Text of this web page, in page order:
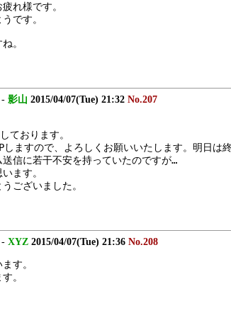
れ様です。
です。
。
影山 2015/04/07(Tue) 21:32 No.207
ております。
しますので、よろしくお願いいたします。明日
信に若干不安を持っていたのですが…
ます。
ございました。
XYZ 2015/04/07(Tue) 21:36 No.208
す。
。